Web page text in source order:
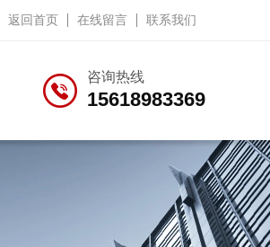
返回首页 在线留言 联系我们
咨询热线
15618983369